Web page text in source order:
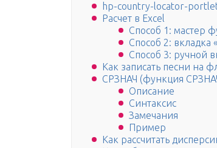
hp-country-locator-
Расчет в Excel
Способ 1: мастер
Способ 2:
Способ 3: ручной
Как записать песни на
СРЗНАЧ (функция
Описание
Синтаксис
Замечания
Пример
Как рассчитать